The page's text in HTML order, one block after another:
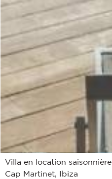
Villa en location
Cap Martinet, Ibiza